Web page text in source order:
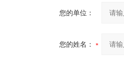
您的单位：
您的姓名：